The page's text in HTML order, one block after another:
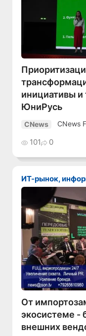
инициативы и
ЮниРусь
CNews
CNews
101 0
ИТ-рынок,
От
экосистеме -
внешних